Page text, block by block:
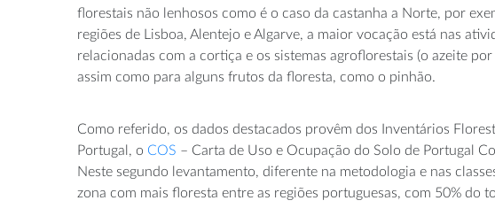
florestais não lenhosos como é o caso da castanha a Norte, por
regiões de Lisboa, Alentejo e Algarve, a maior vocação está nas
relacionadas com a cortiça e os sistemas agroflorestais (o azeite por
assim como para alguns frutos da floresta, como o pinhão.
Como referido, os dados destacados provêm dos Inventários
Portugal, o COS – Carta de Uso e Ocupação do Solo de Portugal
Neste segundo levantamento, diferente na metodologia e nas
zona com mais floresta entre as regiões portuguesas, com 50% do